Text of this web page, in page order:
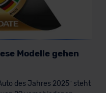
Modelle gehen
des Jahres 2025” steht